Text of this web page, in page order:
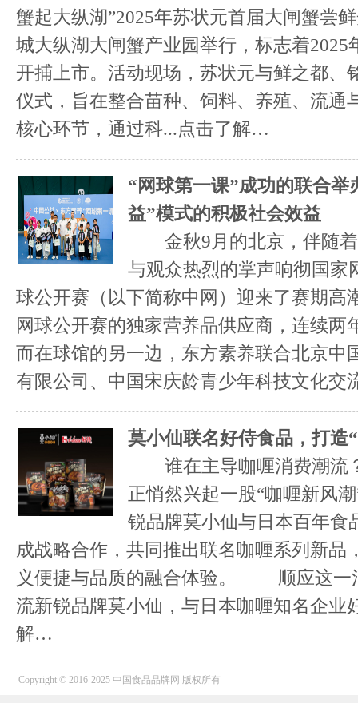
蟹起大纵湖”2025年苏状元首届大闸蟹尝
城大纵湖大闸蟹产业园举行，标志着2025
开捕上市。活动现场，苏状元与鲜之都、
仪式，旨在整合苗种、饲料、养殖、流通
核心环节，通过科...点击了解…
“网球第一课”成功的联合举
益”模式的积极社会效益
金秋9月的北京，伴随着
与观众热烈的掌声响彻国家
球公开赛（以下简称中网）迎来了赛期高
网球公开赛的独家营养品供应商，连续两
而在球馆的另一边，东方素养联合北京中
有限公司、中国宋庆龄青少年科技文化交
莫小仙联名好侍食品，打造
谁在主导咖喱消费潮流
正悄然兴起一股“咖喱新风
锐品牌莫小仙与日本百年食
成战略合作，共同推出联名咖喱系列新品
义便捷与品质的融合体验。 顺应这一
流新锐品牌莫小仙，与日本咖喱知名企业
解…
Copyright © 2016-2025 中国食品品牌网 版权所有